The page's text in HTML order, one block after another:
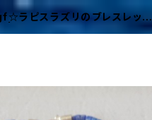
ラピスラズリのブレスレット
| Mermaid Cottage